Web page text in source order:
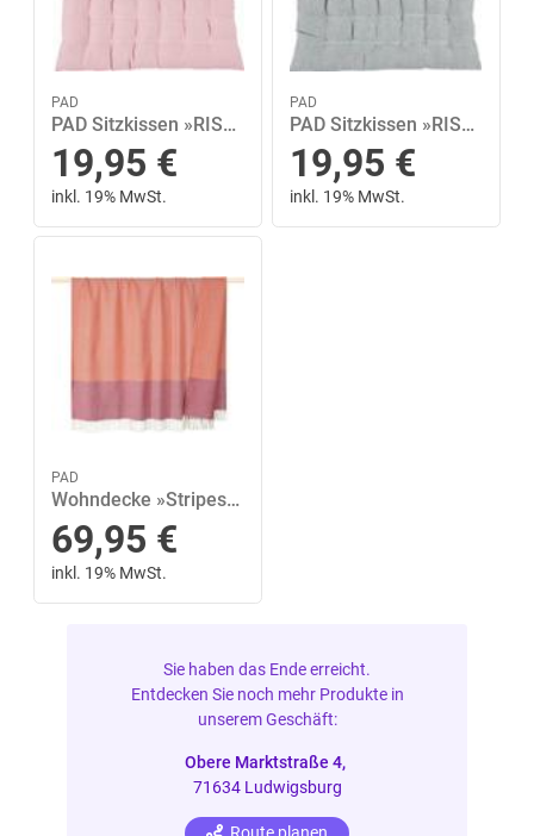
PAD
PAD Sitzkissen »RISOTTO«, in unifarben
19,95 €
inkl. 19% MwSt.
PAD
PAD Sitzkissen »RISOTTO«, in unifarben
19,95 €
inkl. 19% MwSt.
PAD
Wohndecke »Stripes«, PAD, in dezenten Farbkombinationen
69,95 €
inkl. 19% MwSt.
Sie haben das Ende erreicht.
Entdecken Sie noch mehr Produkte in
unserem Geschäft:
Obere Marktstraße 4,
71634 Ludwigsburg